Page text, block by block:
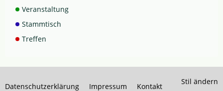
Veranstaltung
Stammtisch
Treffen
Stil ändern
Datenschutzerklärung Impressum Kontakt